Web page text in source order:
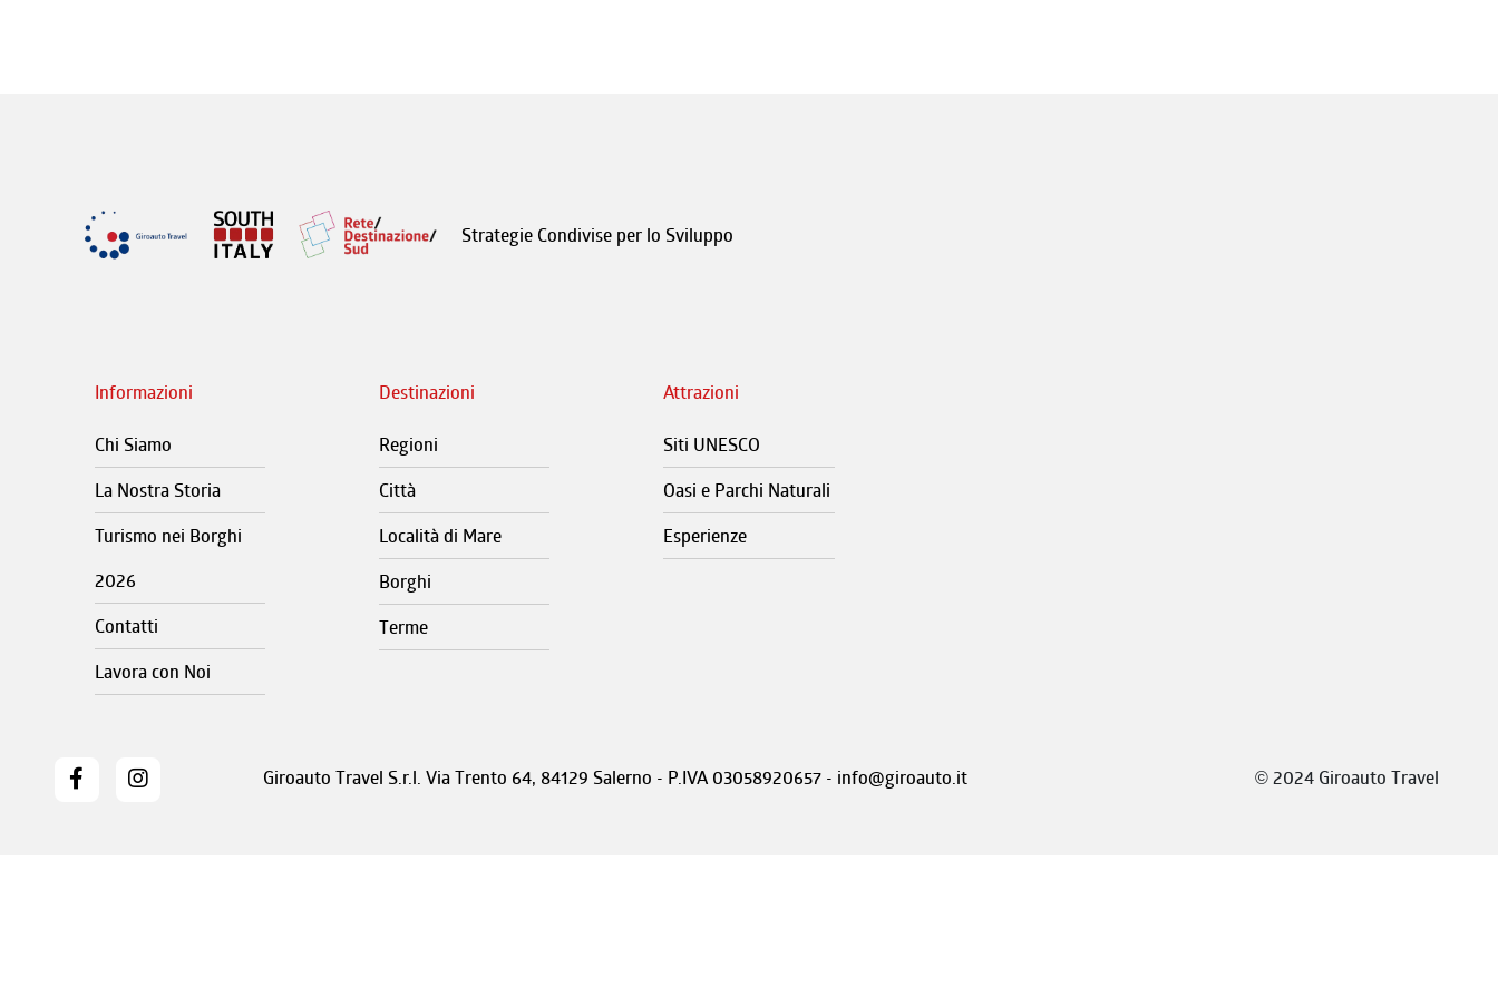
Strategie Condivise per lo Sviluppo
Informazioni
Chi Siamo
La Nostra Storia
Turismo nei Borghi
2026
Contatti
Lavora con Noi
Destinazioni
Regioni
Città
Località di Mare
Borghi
Terme
Attrazioni
Siti UNESCO
Oasi e Parchi Naturali
Esperienze
Giroauto Travel S.r.l. Via Trento 64, 84129 Salerno - P.IVA 03058920657 - info@giroauto.it ©2024 Giroauto Travel